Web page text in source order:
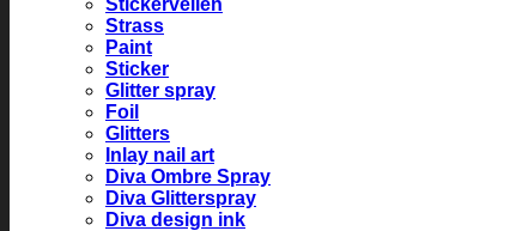
Stickervellen
Strass
Paint
Sticker
Glitter spray
Foil
Glitters
Inlay nail art
Diva Ombre Spray
Diva Glitterspray
Diva design ink